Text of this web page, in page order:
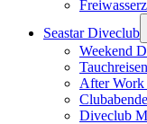
Seastar Diveclub
Weekend
Tauchreisen
After Work
Clubabende
Diveclub